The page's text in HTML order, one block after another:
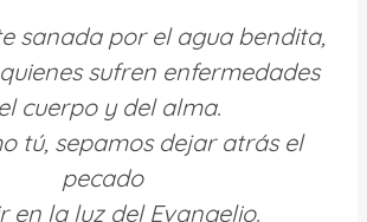
sanada por el agua bendita,
sufren enfermedades
cuerpo y del alma.
tú, sepamos dejar atrás el
pecado
en la luz del Evangelio.